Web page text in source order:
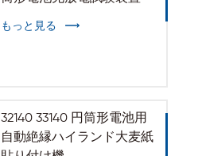
もっと見る
32140 33140 円筒形電池用
自動絶縁ハイランド大麦紙